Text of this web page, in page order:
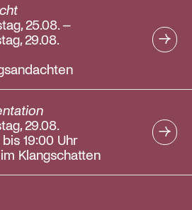
25.08. –
29.08.
29.08.
bis 19:00 Uhr
Klangschatten